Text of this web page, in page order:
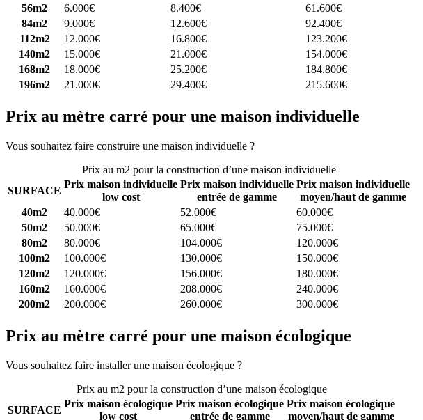
56m2
6.000€ 8.400€
61.600€
84m2
9.000€ 12.600€
92.400€
112m2
12.000€ 16.800€
123.200€
140m2
15.000€ 21.000€
154.000€
168m2
18.000€ 25.200€
184.800€
196m2
21.000€ 29.400€ 215.600€
Prix au mètre carré pour une maison individuelle
Vous souhaitez faire construire une maison individuelle ?
Prix au m2 pour la construction d’une maison individuelle
SURFACE
Prix maison individuelle
low cost
Prix maison individuelle
entrée de gamme
Prix maison individuelle
moyen/haut de gamme
40m2
40.000€ 52.000€
60.000€
50m2
50.000€ 65.000€
75.000€
80m2
80.000€ 104.000€
120.000€
100m2
100.000€ 130.000€
150.000€
120m2
120.000€ 156.000€
180.000€
160m2
160.000€ 208.000€
240.000€
200m2
200.000€ 260.000€ 300.000€
Prix au mètre carré pour une maison écologique
Vous souhaitez faire installer une maison écologique ?
Prix au m2 pour la construction d’une maison écologique
SURFACE
Prix maison écologique
low cost
Prix maison écologique
entrée de gamme
Prix maison écologique
moyen/haut de gamme